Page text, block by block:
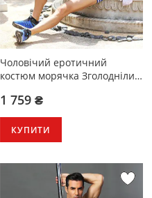
Чоловічий еротичний
костюм морячка Зголоднілий
1 759 ₴
КУПИТИ